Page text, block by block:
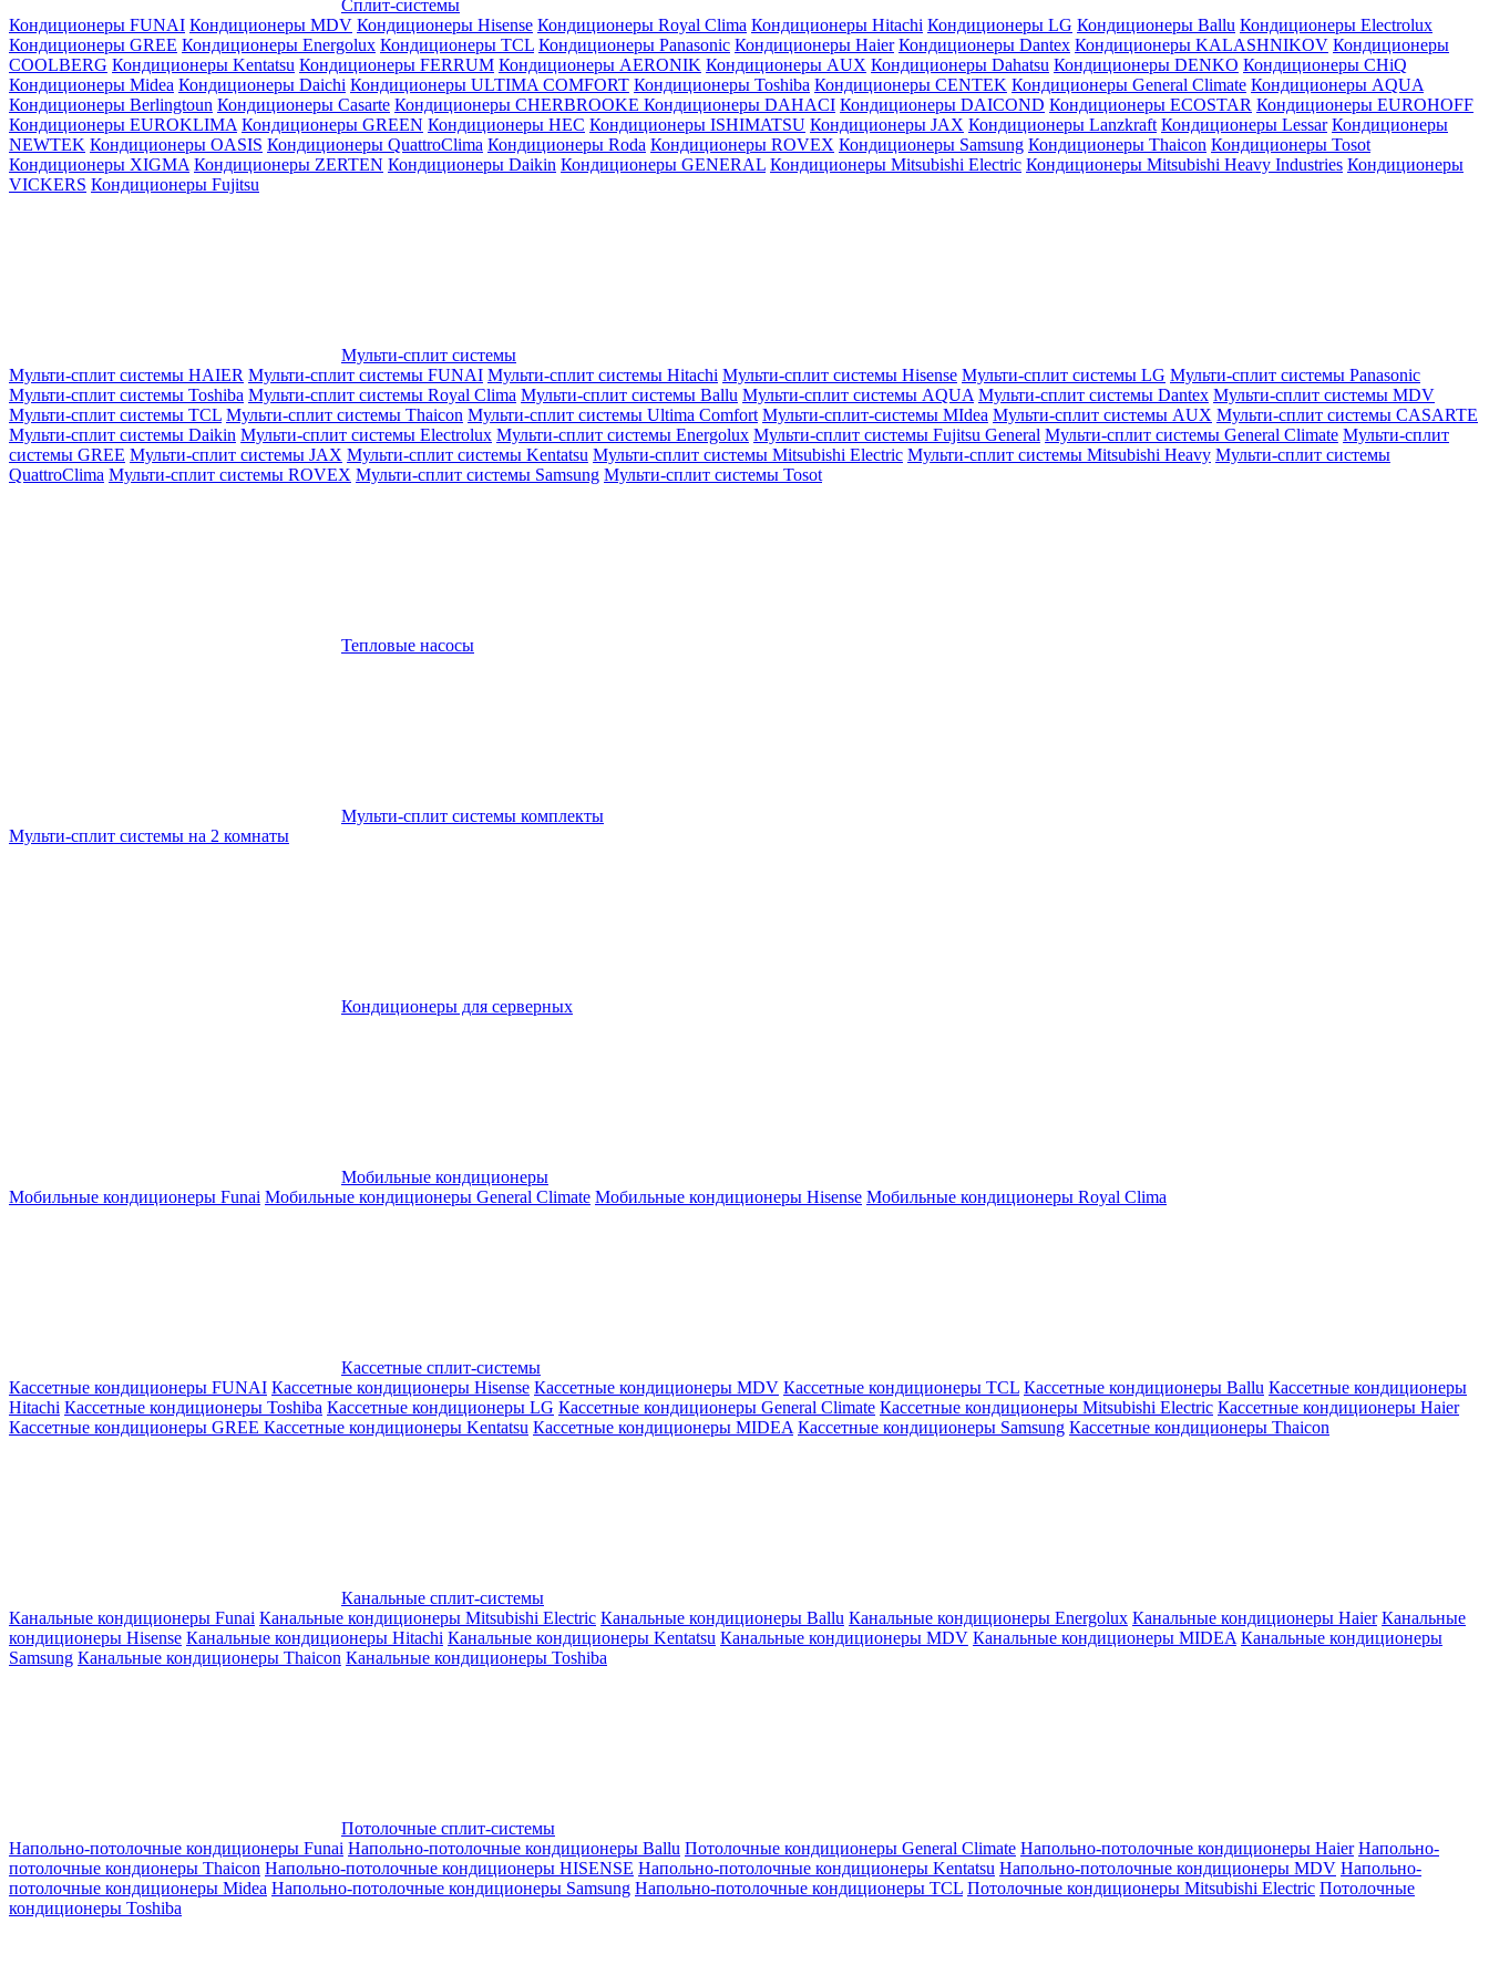
Сплит-системы
Кондиционеры FUNAI Кондиционеры MDV Кондиционеры Hisense Кондиционеры Royal Clima Кондиционеры Hitachi Кондиционеры LG Кондиционеры Ballu Кондиционеры Electrolux
Кондиционеры GREE Кондиционеры Energolux Кондиционеры TCL Кондиционеры Panasonic Кондиционеры Haier Кондиционеры Dantex Кондиционеры KALASHNIKOV Кондиционеры
СOOLBERG Кондиционеры Kentatsu Кондиционеры FERRUM Кондиционеры AERONIK Кондиционеры AUX Кондиционеры Dahatsu Кондиционеры DENKO Кондиционеры CHiQ
Кондиционеры Midea Кондиционеры Daichi Кондиционеры ULTIMA COMFORT Кондиционеры Toshiba Кондиционеры CENTEK Кондиционеры General Climate Кондиционеры AQUA
Кондиционеры Berlingtoun Кондиционеры Casarte Кондиционеры CHERBROOKE Кондиционеры DAHACI Кондиционеры DAICOND Кондиционеры ECOSTAR Кондиционеры EUROHOFF
Кондиционеры EUROKLIMA Кондиционеры GREEN Кондиционеры HEC Кондиционеры ISHIMATSU Кондиционеры JAX Кондиционеры Lanzkraft Кондиционеры Lessar Кондиционеры
NEWTEK Кондиционеры OASIS Кондиционеры QuattroClima Кондиционеры Roda Кондиционеры ROVEX Кондиционеры Samsung Кондиционеры Thaicon Кондиционеры Tosot
Кондиционеры XIGMA Кондиционеры ZERTEN Кондиционеры Daikin Кондиционеры GENERAL Кондиционеры Mitsubishi Electric Кондиционеры Mitsubishi Heavy Industries Кондиционеры
VICKERS Кондиционеры Fujitsu
Мульти-сплит системы
Мульти-сплит системы HAIER Мульти-сплит системы FUNAI Мульти-сплит системы Hitachi Мульти-сплит системы Hisense Мульти-сплит системы LG Мульти-сплит системы Panasonic
Мульти-сплит системы Toshiba Мульти-сплит системы Royal Clima Мульти-сплит системы Ballu Мульти-сплит системы AQUA Мульти-сплит системы Dantex Мульти-сплит системы MDV
Мульти-сплит системы TCL Мульти-сплит системы Thaicon Мульти-сплит системы Ultima Comfort Мульти-сплит-системы MIdea Мульти-сплит системы AUX Мульти-сплит системы CASARTE
Мульти-сплит системы Daikin Мульти-сплит системы Electrolux Мульти-сплит системы Energolux Мульти-сплит системы Fujitsu General Мульти-сплит системы General Climate Мульти-сплит
системы GREE Мульти-сплит системы JAX Мульти-сплит системы Kentatsu Мульти-сплит системы Mitsubishi Electric Мульти-сплит системы Mitsubishi Heavy Мульти-сплит системы
QuattroClima Мульти-сплит системы ROVEX Мульти-сплит системы Samsung Мульти-сплит системы Tosot
Тепловые насосы
Мульти-сплит системы комплекты
Мульти-сплит системы на 2 комнаты
Кондиционеры для серверных
Мобильные кондиционеры
Мобильные кондиционеры Funai Мобильные кондиционеры General Climate Мобильные кондиционеры Hisense Мобильные кондиционеры Royal Clima
Кассетные сплит-системы
Кассетные кондиционеры FUNAI Кассетные кондиционеры Hisense Кассетные кондиционеры MDV Кассетные кондиционеры TCL Кассетные кондиционеры Ballu Кассетные кондиционеры
Hitachi Кассетные кондиционеры Toshiba Кассетные кондиционеры LG Кассетные кондиционеры General Climate Кассетные кондиционеры Mitsubishi Electric Кассетные кондиционеры Haier
Кассетные кондиционеры GREE Кассетные кондиционеры Kentatsu Кассетные кондиционеры MIDEA Кассетные кондиционеры Samsung Кассетные кондиционеры Thaicon
Канальные сплит-системы
Канальные кондиционеры Funai Канальные кондиционеры Mitsubishi Electric Канальные кондиционеры Ballu Канальные кондиционеры Energolux Канальные кондиционеры Haier Канальные
кондиционеры Hisense Канальные кондиционеры Hitachi Канальные кондиционеры Kentatsu Канальные кондиционеры MDV Канальные кондиционеры MIDEA Канальные кондиционеры
Samsung Канальные кондиционеры Thaicon Канальные кондиционеры Toshiba
Потолочные сплит-системы
Напольно-потолочные кондиционеры Funai Напольно-потолочные кондиционеры Ballu Потолочные кондиционеры General Climate Напольно-потолочные кондиционеры Haier Напольно-
потолочные кондионеры Thaicon Напольно-потолочные кондиционеры HISENSE Напольно-потолочные кондиционеры Kentatsu Напольно-потолочные кондиционеры MDV Напольно-
потолочные кондиционеры Midea Напольно-потолочные кондиционеры Samsung Напольно-потолочные кондиционеры TCL Потолочные кондиционеры Mitsubishi Electric Потолочные
кондиционеры Toshiba